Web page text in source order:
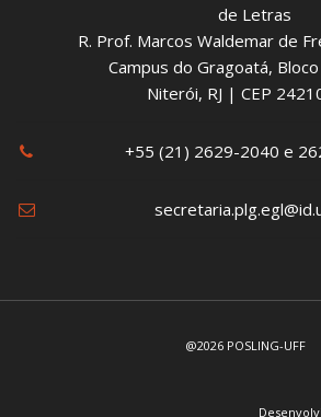
de Letras
R. Prof. Marcos Waldemar de
Campus do Gragoatá, Bloco
Niterói, RJ | CEP
+55 (21) 2629-2040 e
@2026 POSLING-UFF